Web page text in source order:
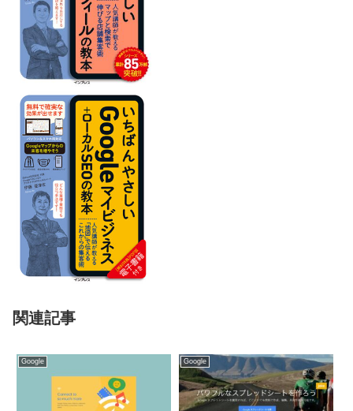
関連記事
Google Google